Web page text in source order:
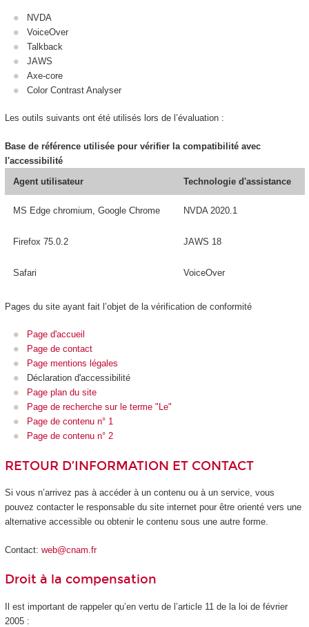
NVDA
VoiceOver
Talkback
JAWS
Axe-core
Color Contrast Analyser
Les outils suivants ont été utilisés lors de l’évaluation :
Base de référence utilisée pour vérifier la compatibilité avec
l'accessibilité
Agent utilisateur
Technologie d'assistance
MS Edge chromium, Google Chrome NVDA 2020.1
Firefox 75.0.2 JAWS 18
Safari VoiceOver
Pages du site ayant fait l’objet de la vérification de conformité
Page d'accueil
Page de contact
Page mentions légales
Déclaration d'accessibilité
Page plan du site
Page de recherche sur le terme "Le"
Page de contenu n° 1
Page de contenu n° 2
RETOUR D’INFORMATION ET CONTACT
Si vous n’arrivez pas à accéder à un contenu ou à un service, vous
pouvez contacter le responsable du site internet pour être orienté vers une
alternative accessible ou obtenir le contenu sous une autre forme.
Contact: web@cnam.fr
Droit à la compensation
Il est important de rappeler qu’en vertu de l’article 11 de la loi de février
2005 :